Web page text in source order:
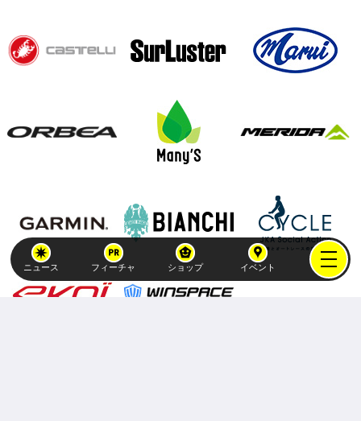
ニュース フィーチャ ショップ イベント